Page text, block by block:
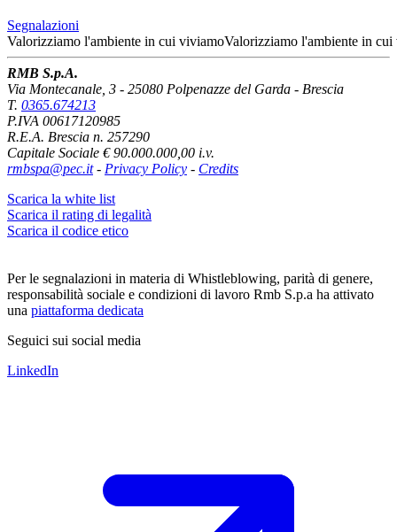
Segnalazioni
Valorizziamo l'ambiente in cui viviamoValorizziamo l'ambiente in cui
RMB S.p.A.
Via Montecanale, 3 - 25080 Polpenazze del Garda - Brescia
T. 0365.674213
P.IVA 00617120985
R.E.A. Brescia n. 257290
Capitale Sociale € 90.000.000,00 i.v.
rmbspa@pec.it- Privacy Policy - Credits
Scarica la white list
Scarica il rating di legalità
Scarica il codice etico
Per le segnalazioni in materia di Whistleblowing, parità di genere,
responsabilità sociale e condizioni di lavoro Rmb S.p.a ha attivato
una piattaforma dedicata
Seguici sui social media
LinkedIn